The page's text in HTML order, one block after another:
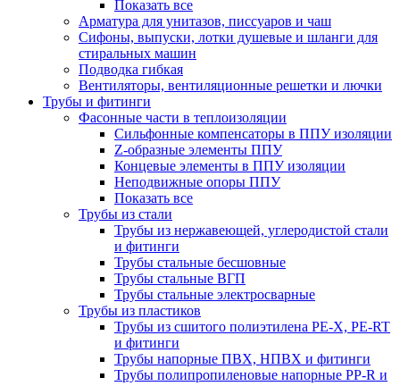
Показать все
Арматура для унитазов, писсуаров и чаш
Сифоны, выпуски, лотки душевые и шланги для
стиральных машин
Подводка гибкая
Вентиляторы, вентиляционные решетки и лючки
Трубы и фитинги
Фасонные части в теплоизоляции
Cильфонные компенсаторы в ППУ изоляции
Z-образные элементы ППУ
Концевые элементы в ППУ изоляции
Неподвижные опоры ППУ
Показать все
Трубы из стали
Трубы из нержавеющей, углеродистой стали
и фитинги
Трубы стальные бесшовные
Трубы стальные ВГП
Трубы стальные электросварные
Трубы из пластиков
Трубы из сшитого полиэтилена PE-X, PE-RT
и фитинги
Трубы напорные ПВХ, НПВХ и фитинги
Трубы полипропиленовые напорные PP-R и